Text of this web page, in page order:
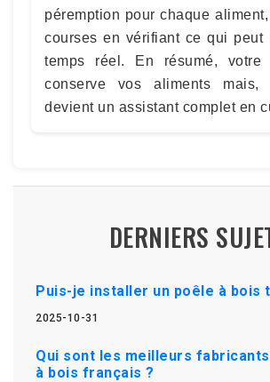
péremption pour chaque
courses en vérifiant ce qui peut
temps réel. En résumé, votre
conserve vos aliments
devient un assistant complet en
DERNIERS
Puis-je installer un poêle à bois
2025-10-31
Qui sont les meilleurs
à bois français ?